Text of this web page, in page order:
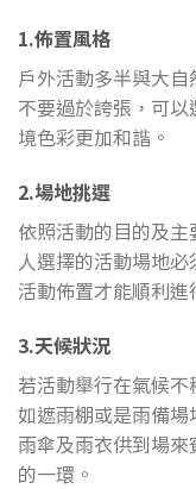
1.佈置風格
戶外活動多半與大
不要過於誇張，可
境色彩更加和諧。
2.場地挑選
依照活動的目的及
人選擇的活動場地
活動佈置才能順利進
3.天候狀況
若活動舉行在氣候
如遮雨棚或是雨備
雨傘及雨衣供到場
的一環。